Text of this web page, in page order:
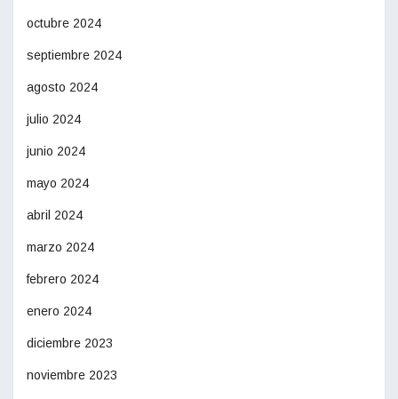
octubre 2024
septiembre 2024
agosto 2024
julio 2024
junio 2024
mayo 2024
abril 2024
marzo 2024
febrero 2024
enero 2024
diciembre 2023
noviembre 2023